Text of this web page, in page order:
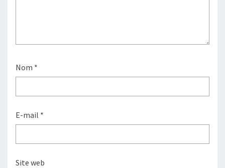
Nom *
E-mail *
Site web